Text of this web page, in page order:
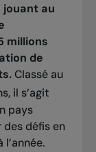
jouant au
millions
de
Classé au
il s’agit
pays
défis en